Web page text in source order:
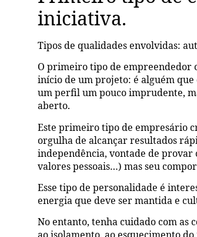
iniciativa.
Tipos de qualidades envolvidas:
O primeiro tipo de empreendedor
início de um projeto: é alguém
um perfil um pouco imprudente,
aberto.
Este primeiro tipo de empresário
orgulha de alcançar resultados
independência, vontade de provar
valores pessoais…) mas seu
Esse tipo de personalidade é
energia que deve ser mantida e
No entanto, tenha cuidado com